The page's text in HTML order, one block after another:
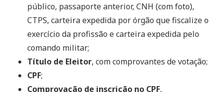
público, passaporte anterior, CNH (com foto),
CTPS, carteira expedida por órgão que fiscalize o
exercício da profissão e carteira expedida pelo
comando militar;
Título de Eleitor, com comprovantes de votação;
CPF;
Comprovação de inscrição no CPF,